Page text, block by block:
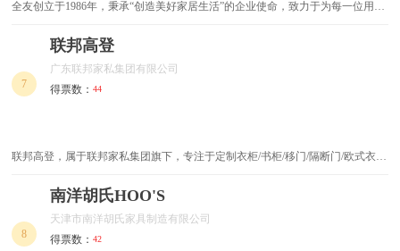
全友创立于1986年，秉承“创造美好家居生活”的企业使命，致力于为每一位用户
体的大型现代化家居企业。
7
联邦高登
广东联邦家私集团有限公司
得票数：44
联邦高登，属于联邦家私集团旗下，专注于定制衣柜/书柜/移门/隔断门/欧式衣帽
8
南洋胡氏HOO'S
天津市南洋胡氏家具制造有限公司
得票数：42